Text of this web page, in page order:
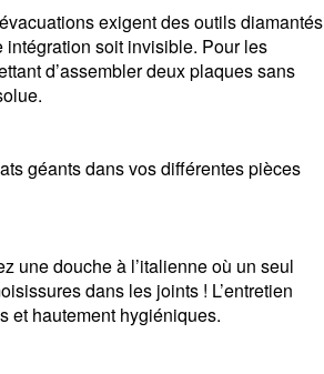
exigent des outils diamantés
soit invisible. Pour les
d’assembler deux plaques sans
géants dans vos différentes pièces
une douche à l’italienne où un seul
dans les joints ! L’entretien
et hautement hygiéniques.